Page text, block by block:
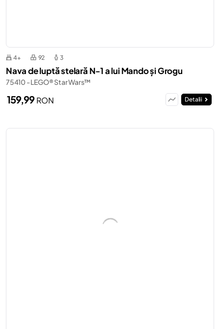
4+ 92 3
Nava de luptă stelară N-1 a lui Mando și Grogu
75410 - LEGO® Star Wars™
159,99RON Detalii